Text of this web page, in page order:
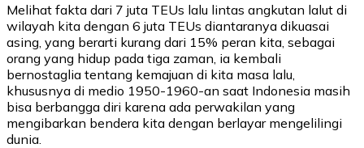
Melihat fakta dari 7 juta TEUs lalu lintas angkutan lalut di
wilayah kita dengan 6 juta TEUs diantaranya dikuasai
asing, yang berarti kurang dari 15% peran kita, sebagai
orang yang hidup pada tiga zaman, ia kembali
bernostaglia tentang kemajuan di kita masa lalu,
khususnya di medio 1950-1960-an saat Indonesia masih
bisa berbangga diri karena ada perwakilan yang
mengibarkan bendera kita dengan berlayar mengelilingi
dunia.